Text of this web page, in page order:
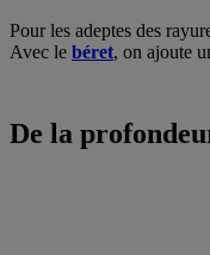
Pour les adeptes des
Avec le béret, on ajoute
De la